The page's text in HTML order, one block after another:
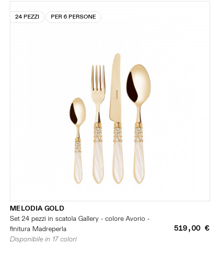
24 PEZZI PER 6 PERSONE
MELODIA GOLD
Set 24 pezzi in scatola Gallery - colore Avorio -
finitura Madreperla
519,00 €
Disponibile in 17 colori